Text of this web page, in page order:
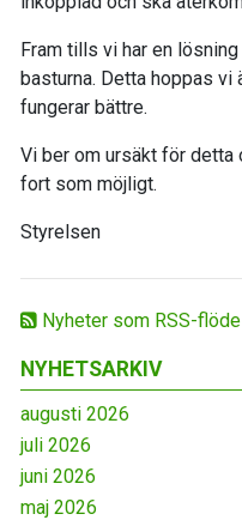
Nyheter som RSS-flöde
NYHETSARKIV
augusti 2026
juli 2026
juni 2026
maj 2026
Fram tills vi har en
basturna. Detta hoppas vi
fungerar bättre.
Vi ber om ursäkt för detta
fort som möjligt.
Styrelsen